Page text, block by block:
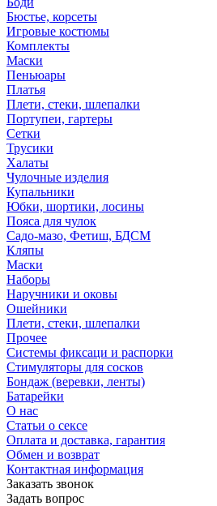
Бюстье, корсеты
Игровые костюмы
Комплекты
Маски
Пеньюары
Платья
Плети, стеки, шлепалки
Портупеи, гартеры
Сетки
Трусики
Халаты
Чулочные изделия
Купальники
Юбки, шортики, лосины
Пояса для чулок
Садо-мазо, Фетиш, БДСМ
Кляпы
Маски
Наборы
Наручники и оковы
Ошейники
Плети, стеки, шлепалки
Прочее
Системы фиксаци и распорки
Стимуляторы для сосков
Бондаж (веревки, ленты)
Батарейки
О нас
Статьи о сексе
Оплата и доставка, гарантия
Обмен и возврат
Контактная информация
Заказать звонок
Задать вопрос